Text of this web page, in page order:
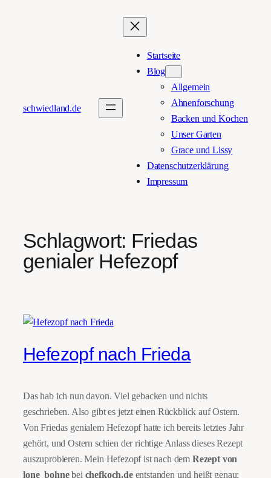
schwiedland.de
Startseite
Blog
Allgemein
Ahnenforschung
Backen und Kochen
Unser Garten
Grace und Lissy
Datenschutzerklärung
Impressum
Schlagwort: Friedas
genialer Hefezopf
Hefezopf nach Frieda
Das hab ich nun davon. Viel gebacken und nichts
geschrieben. Also gibt es jetzt einen Rückblick auf Ostern.
Von Friedas genialem Hefezopf hatte ich bereits letztes Jahr
gehört, und Ostern schien der richtige Anlass dieses Rezept
auszuprobieren. Mein Hefezopf ist nach dem Rezept von
lone_bohnebei chefkoch.deentstanden und heißt genau: